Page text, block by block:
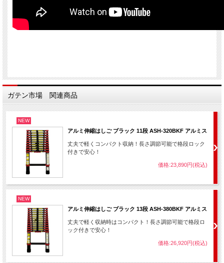
ガテン市場 関連商品
NEW
アルミ伸縮はしご ブラック 11段 ASH-320BKF アルミス
丈夫で軽くコンパクト収納！長さ調節可能で格段ロック
付きで安心！
価格:23,890円(税込)
NEW
アルミ伸縮はしご ブラック 13段 ASH-380BKF アルミス
丈夫で軽く収納時はコンパクト！長さ調節可能で格段ロ
ック付きで安心！
価格:26,920円(税込)